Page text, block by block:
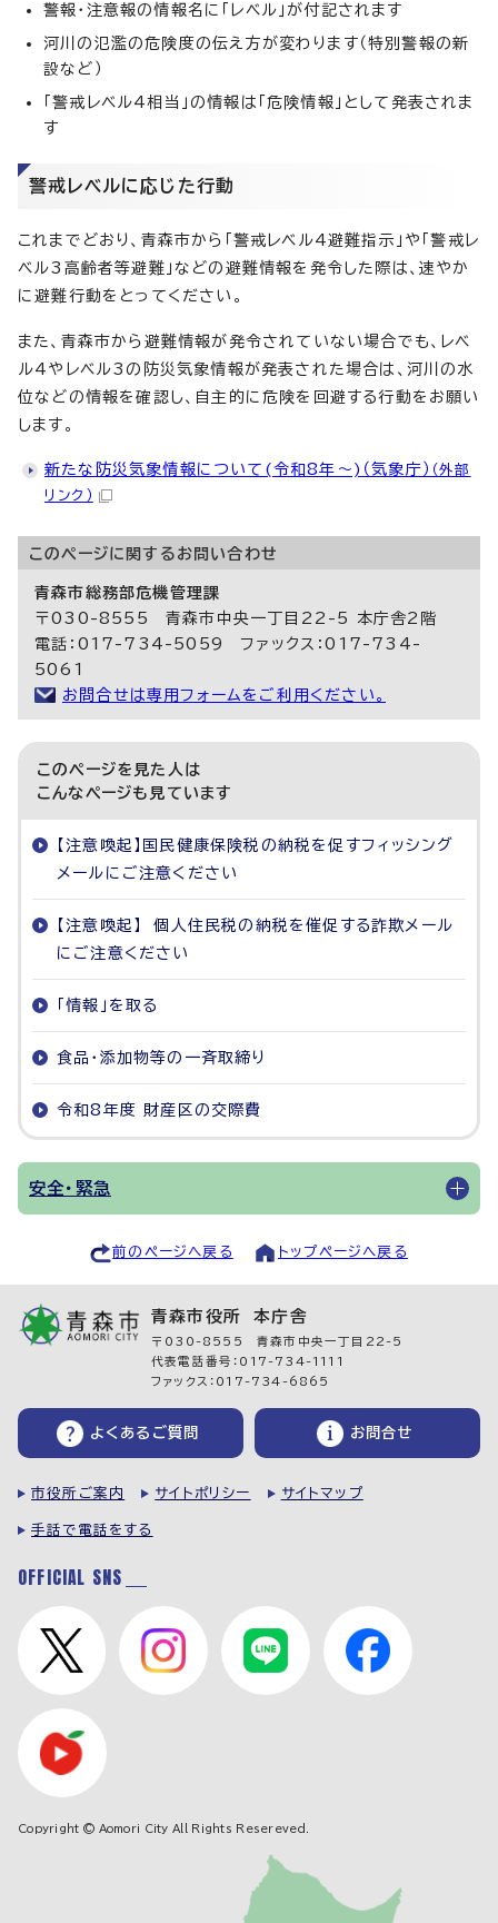
警報・注意報の情報名に「レベル」が付記されます
河川の氾濫の危険度の伝え方が変わります（特別警報の新
設など）
「警戒レベル4相当」の情報は「危険情報」として発表されま
す
警戒レベルに応じた行動
これまでどおり、青森市から「警戒レベル4避難指示」や「警戒レ
ベル3高齢者等避難」などの避難情報を発令した際は、速やか
に避難行動をとってください。
また、青森市から避難情報が発令されていない場合でも、レベ
ル4やレベル3の防災気象情報が発表された場合は、河川の水
位などの情報を確認し、自主的に危険を回避する行動をお願い
します。
新たな防災気象情報について(令和8年～)（気象庁） （外部
リンク）
このページに関する お問い合わせ
青森市総務部危機管理課
〒030-8555 青森市中央一丁目22-5 本庁舎2階
電話：017-734-5059 ファックス：017-734-
5061
お問合せは専用フォームをご利用ください。
このページを見た人は
こんなページも見ています
【注意喚起】国民健康保険税の納税を促すフィッシング
メールにご注意ください
【注意喚起】 個人住民税の納税を催促する詐欺メール
にご注意ください
「情報」を取る
食品・添加物等の一斉取締り
令和8年度 財産区の交際費
安全・緊急
前のページへ戻る トップページへ戻る
青森市役所 本庁舎
〒030-8555 青森市中央一丁目22-5
代表電話番号：017-734-1111
ファックス：017-734-6865
よくあるご質問 お問合せ
市役所ご案内 サイトポリシー サイトマップ
手話で電話をする
OFFICIAL SNS
Copyright © Aomori City All Rights Resereved.